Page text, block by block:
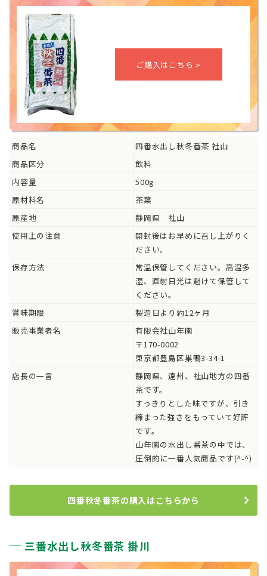
商品名
四番水出し秋冬番茶 社山
商品区分
飲料
内容量
500g
原材料名
茶葉
原産地
静岡県 社山
使用上の注意
開封後はお早めに召し上がりく
ださい。
保存方法
常温保管してください。高温多
湿、直射日光は避けて保管して
ください。
賞味期限
製造日より約12ヶ月
販売事業者名
有限会社山年園
〒170-0002
東京都豊島区巣鴨3-34-1
店長の一言
静岡県、遠州、社山地方の四番
茶です。
すっきりとした味ですが、引き
締まった強さをもっていて好評
です。
山年園の水出し番茶の中では、
圧倒的に一番人気商品です(^-^)
四番秋冬番茶の購入はこちらから
三番水出し秋冬番茶 掛川